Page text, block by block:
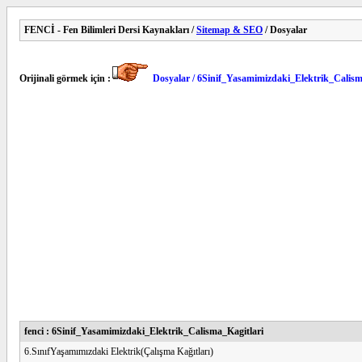
FENCİ - Fen Bilimleri Dersi Kaynakları /Sitemap & SEO / Dosyalar
Orijinali görmek için : Dosyalar /
fenci : 6Sinif_Yasamimizdaki_Elektrik_Calisma_Kagitlari
6.SınıfYaşamımızdaki Elektrik(Çalışma Kağıtları)